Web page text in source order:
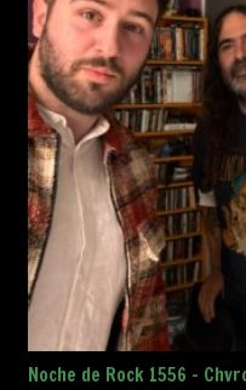
Noche de Rock 1556 –